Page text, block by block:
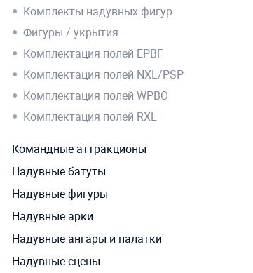
Комплекты надувных фигур
Фигуры / укрытия
Комплектация полей EPBF
Комплектация полей NXL/PSP
Комплектация полей WPBO
Комплектация полей RXL
Командные аттракционы
Надувные батуты
Надувные фигуры
Надувные арки
Надувные ангары и палатки
Надувные сцены